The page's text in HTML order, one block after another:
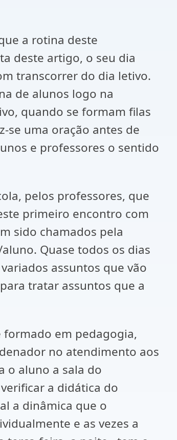
a rotina deste
deste artigo, o seu dia
transcorrer do dia letivo.
de alunos logo na
quando se formam filas
se uma oração antes de
e professores o sentido
pelos professores, que
primeiro encontro com
sido chamados pela
Quase todos os dias
assuntos que vão
tratar assuntos que a
em pedagogia,
no atendimento aos
o aluno a sala do
a didática do
a dinâmica que o
e as vezes a